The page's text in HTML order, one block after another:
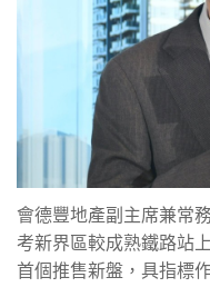
會德豐地產副主席兼常
考新界區較成熟鐵路站
首個推售新盤，具指標